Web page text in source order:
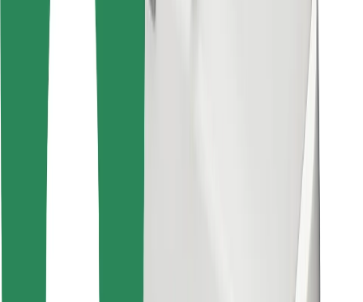
Fournisseurs
Conditions générales
Cookies
Obtenez un trajet en quelques minutes !
Retrouvez tous vos plats favoris !